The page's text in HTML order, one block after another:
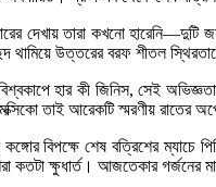
দেখায় তারা কখনো
থামিয়ে উত্তরের বরফ শীতল
হার কী জিনিস, সেই
তাই আরেকটি স্মরণীয় রাতের
বিপক্ষে শেষ বত্রিশের ম্যাচে
কতটা ক্ষুধার্ত। আজতেকার গর্জনের